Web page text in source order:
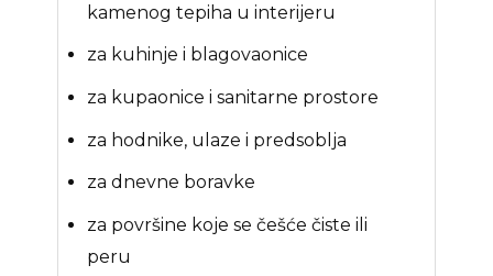
kamenog tepiha u interijeru
za kuhinje i blagovaonice
za kupaonice i sanitarne prostore
za hodnike, ulaze i predsoblja
za dnevne boravke
za površine koje se češće čiste ili
peru